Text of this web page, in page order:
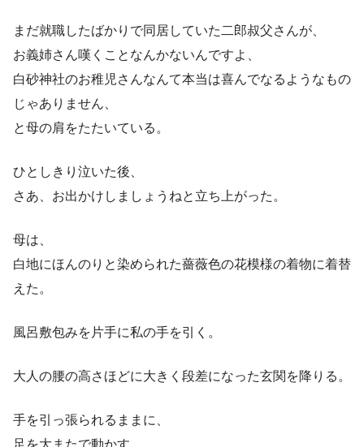
まだ就職したばかりで同居していた二郎叔父さんが、
お義姉さん嘆くことなんかないんですよ、
白砂神社のお稚児さんなんて本当は喜んでなるようなもの
じゃありません、
と母の肩をたたいている。
ひとしきり泣いた後、
さあ、お出かけしましょうねと立ち上がった。
母は、
白地にほんのりと染められた薔薇色の花模様の着物に着替
えた。
風呂敷包みを片手に私の手を引く。
大人の腰の高さほどに大きく段差になった玄関を降りる。
手を引っ張られるままに、
足を大またで動かす。